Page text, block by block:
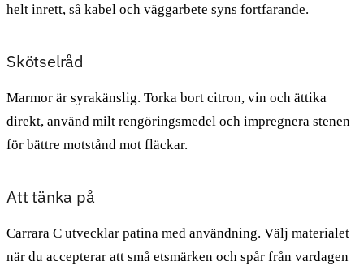
helt inrett, så kabel och väggarbete syns fortfarande.
Skötselråd
Marmor är syrakänslig. Torka bort citron, vin och ättika
direkt, använd milt rengöringsmedel och impregnera stenen
för bättre motstånd mot fläckar.
Att tänka på
Carrara C utvecklar patina med användning. Välj materialet
när du accepterar att små etsmärken och spår från vardagen